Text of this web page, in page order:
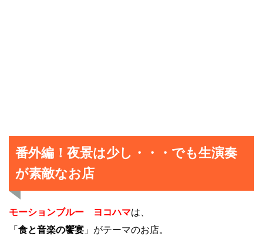
番外編！夜景は少し・・・でも生演奏
が素敵なお店
モーションブルー ヨコハマは、
「 食と音楽の饗宴 」がテーマのお店。